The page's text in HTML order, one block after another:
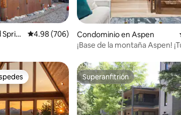
evaluaciones
Sprin
Calificación promedio: 4.98 de 5; 706
4.98 (706)
Condominio en Aspen
¡Base de la montaña Aspen!
entre huéspedes Superanfitrión
Superanfitrión